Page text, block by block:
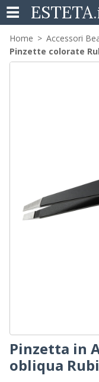
ESTETA
Home Accessori
Pinzette colorate
Pinzetta in
obliqua